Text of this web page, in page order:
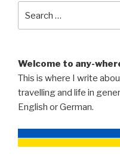
Welcome to any-
This is where I write
travelling and life in
English or German.